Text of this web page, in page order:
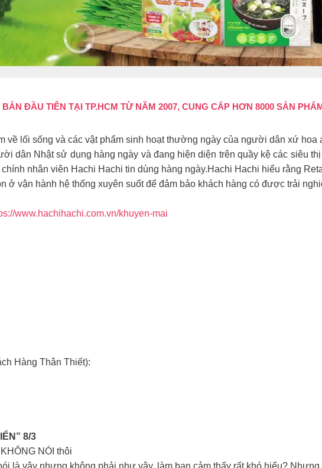
ĐẦU TIÊN TẠI TP.HCM TỪ NĂM 2007, CUNG CẤP HƠN 8000 SẢN
về lối sống và các vật phẩm sinh hoạt thường ngày của người dân xứ
dân Nhật sử dụng hàng ngày và đang hiện diện trên quầy kệ các siêu
nhân viên Hachi Hachi tin dùng hàng ngày.Hachi Hachi hiểu rằng
ở vận hành hệ thống xuyên suốt để đảm bảo khách hàng có được trải
www.hachihachi.com.vn/khuyen-mai
Hàng Thân Thiết):
8/3
NÓI thôi
là vậy nhưng không phải như vậy, làm bạn cảm thấy rất khó hiểu?